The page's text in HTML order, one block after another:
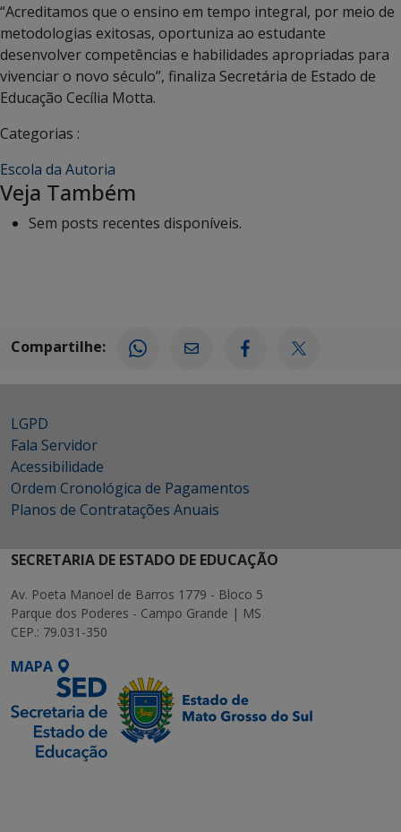
“Acreditamos que o ensino em tempo integral, por meio de
metodologias exitosas, oportuniza ao estudante
desenvolver competências e habilidades apropriadas para
vivenciar o novo século”, finaliza Secretária de Estado de
Educação Cecília Motta.
Categorias :
Escola da Autoria
Veja Também
Sem posts recentes disponíveis.
Compartilhe:
LGPD
Fala Servidor
Acessibilidade
Ordem Cronológica de Pagamentos
Planos de Contratações Anuais
SECRETARIA DE ESTADO DE EDUCAÇÃO
Av. Poeta Manoel de Barros 1779 - Bloco 5
Parque dos Poderes - Campo Grande | MS
CEP.: 79.031-350
MAPA